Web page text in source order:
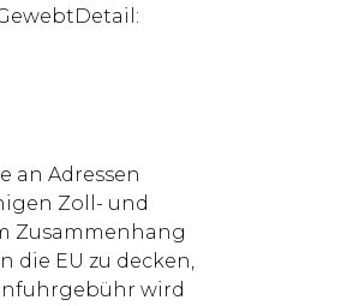
an Adressen
Zoll- und
Zusammenhang
die EU zu decken,
wird